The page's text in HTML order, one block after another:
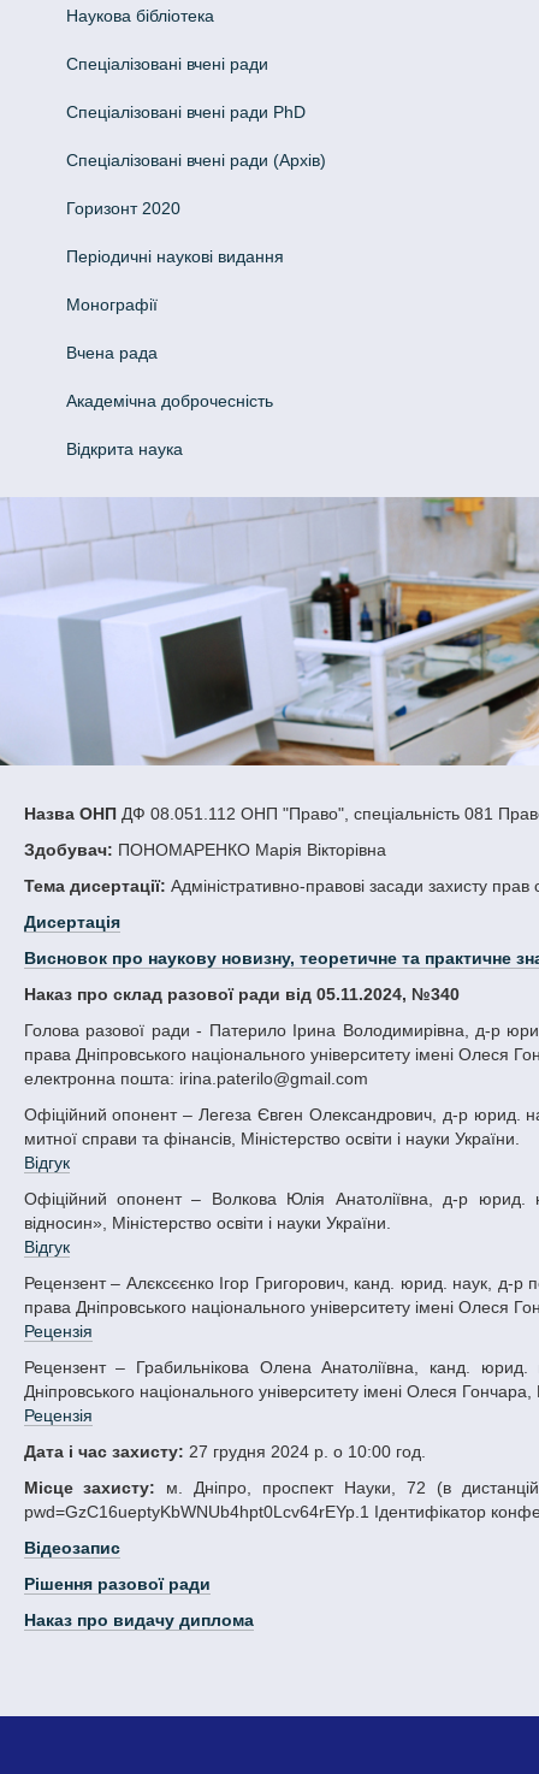
Наукова бібліотека
Спеціалізовані вчені ради
Спеціалізовані вчені ради PhD
Спеціалізовані вчені ради (Архів)
Горизонт 2020
Періодичні наукові видання
Монографії
Вчена рада
Академічна доброчесність
Відкрита наука
Назва ОНПДФ 08.051.112 ОНП "Право", спеціальність 081
Здобувач: ПОНОМАРЕНКО Марія Вікторівна
Тема дисертації: Адміністративно-правові засади захисту
Дисертація
Висновок про наукову новизну, теоретичне та практичне
Наказ про склад разової ради від 05.11.2024, №340
Голова разової ради - Патерило Ірина Володимирівна, д-р юрид. наук, проф., професор кафедри цивільного, трудового та господарського
права Дніпровського національного університету імені Олеся
електронна пошта: irina.paterilo@gmail.com
Офіційний опонент – Легеза Євген Олександрович, д-р юрид. наук, проф., проф. кафедри адміністративного та митного права Університету
митної справи та фінансів, Міністерство освіти і науки України.
Відгук
Офіційний опонент – Волкова Юлія Анатоліївна, д-р юрид. наук, проф., проф. кафедри права ВНЗ «Київський університет ринкових
відносин», Міністерство освіти і науки України.
Відгук
Рецензент – Алєксєєнко Ігор Григорович, канд. юрид. наук, д-р політ. наук, проф., завідувач кафедри цивільного, трудового та господарського
права Дніпровського національного університету імені Олеся
Рецензія
Рецензент – Грабильнікова Олена Анатоліївна, канд. юрид. наук, доц., доц. кафедри цивільного, трудового та господарського права
Дніпровського національного університету імені Олеся Гончара,
Рецензія
Дата і час захисту: 27 грудня 2024 р. о 10:00 год.
Місце захисту: м. Дніпро, проспект Науки, 72 (в
pwd=GzC16ueptyKbWNUb4hpt0Lcv64rEYp.1 Ідентифікатор
Відеозапис
Рішення разової ради
Наказ про видачу диплома